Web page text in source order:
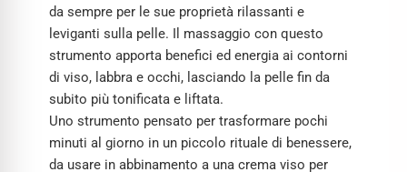
da sempre per le sue proprietà rilassanti e
leviganti sulla pelle. Il massaggio con questo
strumento apporta benefici ed energia ai contorni
di viso, labbra e occhi, lasciando la pelle fin da
subito più tonificata e liftata.
Uno strumento pensato per trasformare pochi
minuti al giorno in un piccolo rituale di benessere,
da usare in abbinamento a una crema viso per